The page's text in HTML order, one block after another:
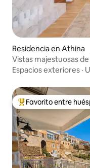
Residencia en Athina
Vistas majestuosas
Espacios exteriores ·
De los mejores en
Favorito entre